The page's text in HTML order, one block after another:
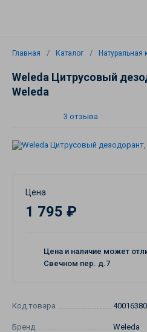
Главная Каталог Натуральная
Weleda Цитрусовый
Weleda
3 отзыва
Код товара
Бренд Weleda
Цена
1 795 ₽
Цена и наличие может
Свечном пер. д.7